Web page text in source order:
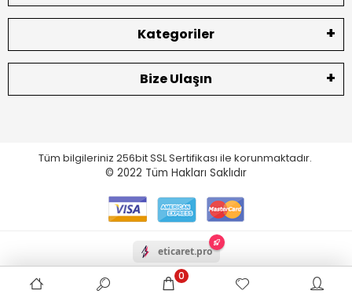
Kategoriler
Bize Ulaşın
Tüm bilgileriniz 256bit SSL Sertifikası ile korunmaktadır.
© 2022 Tüm Hakları Saklıdır
0
eticaret.pro